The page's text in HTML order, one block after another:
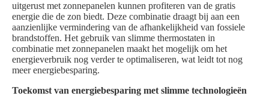
uitgerust met zonnepanelen kunnen profiteren van de gratis
energie die de zon biedt. Deze combinatie draagt bij aan een
aanzienlijke vermindering van de afhankelijkheid van fossiele
brandstoffen. Het gebruik van slimme thermostaten in
combinatie met zonnepanelen maakt het mogelijk om het
energieverbruik nog verder te optimaliseren, wat leidt tot nog
meer energiebesparing.
Toekomst van energiebesparing met slimme technologieën